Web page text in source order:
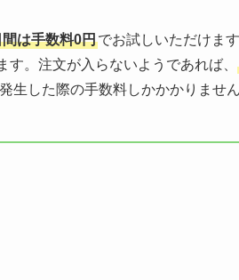
は手数料0円でお試しいただけま
。注文が入らないようであれば、
生した際の手数料しかかかりませ